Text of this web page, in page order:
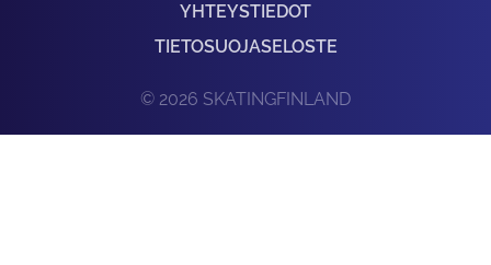
YHTEYSTIEDOT
TIETOSUOJASELOSTE
© 2026 SKATINGFINLAND